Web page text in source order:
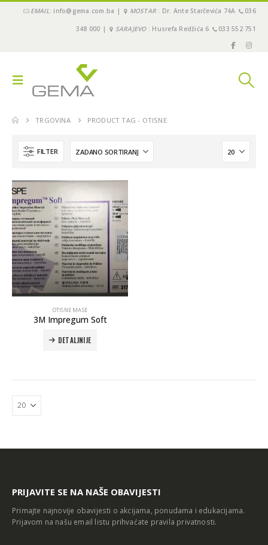
EMAIL: info@gema.com.ba | MOSTAR : Dr. Ante Starčevića 74A 036
348 000 | SARAJEVO: Husrefa Redžića 6 033 552 751
TRGOVINA PRODUCT TAG - OTISNE
FILTER
OTISNE MASE
3M Impregum Soft
DETALJNIJE
PRIJAVITE SE NA NAŠE OBAVIJESTI
Primajte najnovije obavijesti o akcijama, ponudama i edukacijama.
Prijavom na našu email listu prihvaćate pravila privatnosti.